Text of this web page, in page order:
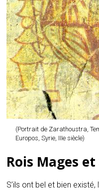
(Portrait de Zarathoustra,
Europos, Syrie, IIIe siècle)
Rois Mages
S’ils ont bel et bien